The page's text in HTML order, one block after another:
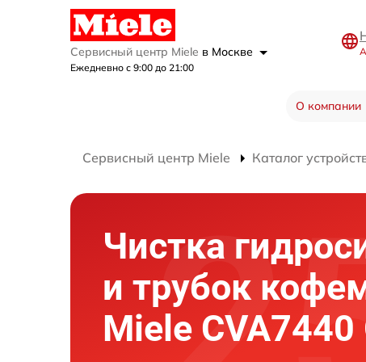
Сервисный центр Miele в Москве
Ежедневно с 9:00 до 21:00
О компании
Сервисный центр Miele Каталог
Чистка
и трубок
Miele CVA7440